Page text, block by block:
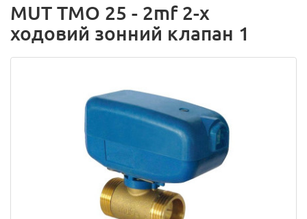
MUT TMO 25 - 2mf 2-x
ходовий зонний клапан 1